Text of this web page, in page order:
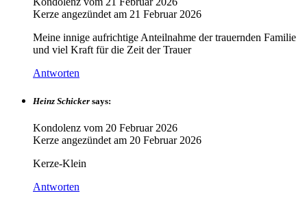
Kerze angezündet am 21 Februar 2026
Meine innige aufrichtige Anteilnahme der trauernden Familie
und viel Kraft für die Zeit der Trauer
Antworten
Heinz Schicker says:
Kondolenz vom 20 Februar 2026
Kerze angezündet am 20 Februar 2026
Kerze-Klein
Antworten